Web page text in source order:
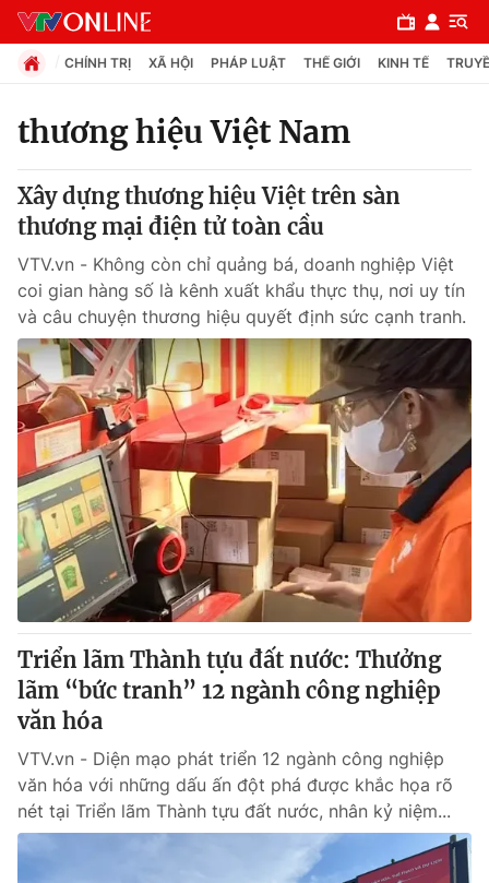
Chuyên mục
Chính trị
Xã hội
Pháp luật
Y tế
Thế giới
Tin tức
Thế giới đó đây
Câu chuyện quốc tế
Kinh tế
Tài chính
Thị trường
Góc doanh nghiệp
Dữ liệu và đời sống
Truyền hình
Phim VTV
Hậu trường
Nhân vật
Khán giả
Giải trí
Điện ảnh
Âm nhạc
Sao
Đời sống
Du lịch
Giáo dục
CHÍNH TRỊ XÃ HỘI PHÁP LUẬT THẾ GIỚI KINH TẾ
thương hiệu Việt Nam
Xây dựng thương hiệu Việt trên sàn
thương mại điện tử toàn cầu
VTV.vn - Không còn chỉ quảng bá, doanh nghiệp Việt
coi gian hàng số là kênh xuất khẩu thực thụ, nơi uy tín
và câu chuyện thương hiệu quyết định sức cạnh tranh.
Triển lãm Thành tựu đất nước: Thưởng
lãm “bức tranh” 12 ngành công nghiệp
văn hóa
VTV.vn - Diện mạo phát triển 12 ngành công nghiệp
văn hóa với những dấu ấn đột phá được khắc họa rõ
nét tại Triển lãm Thành tựu đất nước, nhân kỷ niệm...